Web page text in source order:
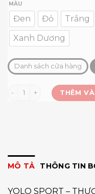
MÀU
Đen Đỏ Trắng
Xanh Dương
Danh sách cửa hàng
Áo tay dài TacklingTHÊM
MÔ TẢ THÔNG TIN
YOLO SPORT –